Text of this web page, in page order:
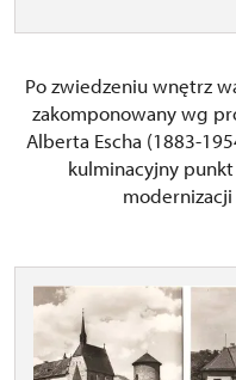
Po zwiedzeniu wnętrz
zakomponowany wg
Alberta Escha (1883-
kulminacyjny